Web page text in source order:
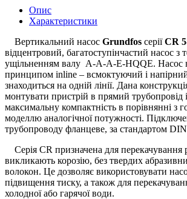
Опис
Характеристики
Вертикальний насос Grundfos серіїCR
відцентровий, багатоступінчастий насос з
ущільненням валу A-A-A-E-HQQE. Насос
принципом inline – всмоктуючий і
знаходиться на одній лінії. Дана
монтувати пристрій в прямий трубопровід
максимальну компактність в порівнянні з
моделлю аналогічної потужності.
трубопроводу фланцеве, за стандартом
Серія CR призначена для перекачування
викликають корозію, без твердих
волокон. Це дозволяє використовувати
підвищення тиску, а також для
холодної або гарячої води.